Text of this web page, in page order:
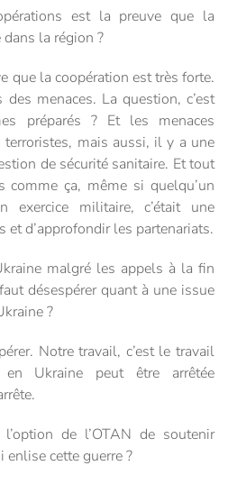
est la preuve que la
la région ?
que la coopération est très forte.
des menaces. La question, c’est
préparés ? Et les menaces
terroristes, mais aussi, il y a une
de sécurité sanitaire. Et tout
comme ça, même si quelqu’un
militaire, c’était une
et d’approfondir les partenariats.
malgré les appels à la fin
désespérer quant à une issue
?
Notre travail, c’est le travail
Ukraine peut être arrêtée
de l’OTAN de soutenir
enlise cette guerre ?